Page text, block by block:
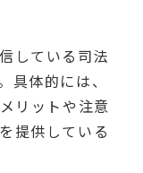
している司法
具体的には、
リットや注意
提供している